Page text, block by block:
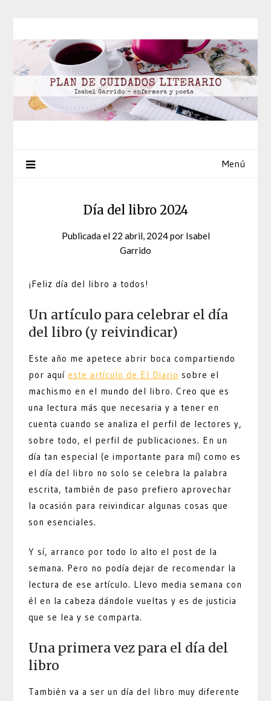
contenido
Menú
Día del libro 2024
Publicada el 22 abril, 2024por Isabel
Garrido
¡Feliz día del libro a todos!
Un artículo para celebrar el día
del libro (y reivindicar)
Este año me apetece abrir boca compartiendo
por aquí este artículo de El Diario sobre el
machismo en el mundo del libro. Creo que es
una lectura más que necesaria y a tener en
cuenta cuando se analiza el perfil de lectores y,
sobre todo, el perfil de publicaciones. En un
día tan especial (e importante para mí) como es
el día del libro no solo se celebra la palabra
escrita, también de paso prefiero aprovechar
la ocasión para reivindicar algunas cosas que
son esenciales.
Y sí, arranco por todo lo alto el post de la
semana. Pero no podía dejar de recomendar la
lectura de ese artículo. Llevo media semana con
él en la cabeza dándole vueltas y es de justicia
que se lea y se comparta.
Una primera vez para el día del
libro
También va a ser un día del libro muy diferente